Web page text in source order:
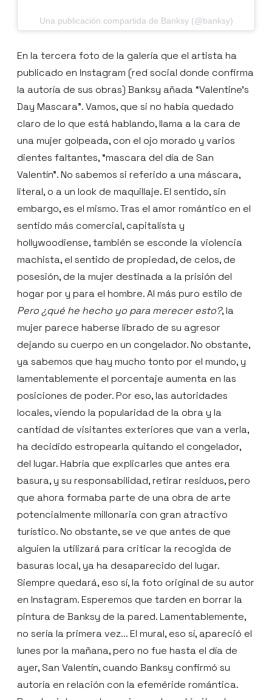
Una publicación compartida de Banksy (@banksy)
En la tercera foto de la galería que el artista ha
publicado en Instagram (red social donde confirma
la autoría de sus obras) Banksy añada “Valentine’s
Day Mascara”. Vamos, que si no había quedado
claro de lo que está hablando, llama a la cara de
una mujer golpeada, con el ojo morado y varios
dientes faltantes, “mascara del día de San
Valentín”. No sabemos si referido a una máscara,
literal, o a un look de maquillaje. El sentido, sin
embargo, es el mismo. Tras el amor romántico en el
sentido más comercial, capitalista y
hollywoodiense, también se esconde la violencia
machista, el sentido de propiedad, de celos, de
posesión, de la mujer destinada a la prisión del
hogar por y para el hombre. Al más puro estilo de
Pero ¿qué he hecho yo para merecer esto?, la
mujer parece haberse librado de su agresor
dejando su cuerpo en un congelador. No obstante,
ya sabemos que hay mucho tonto por el mundo, y
lamentablemente el porcentaje aumenta en las
posiciones de poder. Por eso, las autoridades
locales, viendo la popularidad de la obra y la
cantidad de visitantes exteriores que van a verla,
ha decidido estropearla quitando el congelador,
del lugar. Habría que explicarles que antes era
basura, y su responsabilidad, retirar residuos, pero
que ahora formaba parte de una obra de arte
potencialmente millonaria con gran atractivo
turístico. No obstante, se ve que antes de que
alguien la utilizará para criticar la recogida de
basuras local, ya ha desaparecido del lugar.
Siempre quedará, eso sí, la foto original de su autor
en Instagram. Esperemos que tarden en borrar la
pintura de Banksy de la pared. Lamentablemente,
no sería la primera vez... El mural, eso sí, apareció el
lunes por la mañana, pero no fue hasta el día de
ayer, San Valentín, cuando Banksy confirmó su
autoría en relación con la efeméride romántica.